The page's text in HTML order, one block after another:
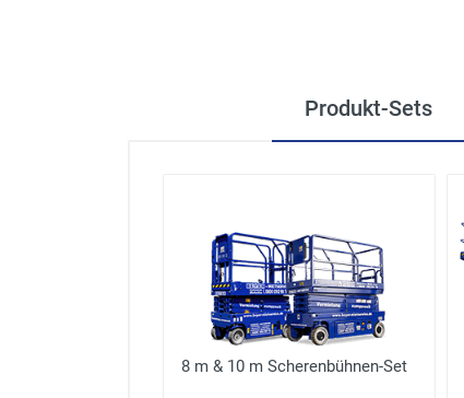
Produkt-Sets
8 m & 10 m Scherenbühnen-Set